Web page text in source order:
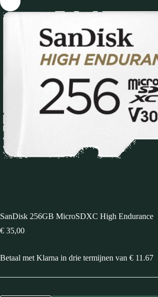
SanDisk 256GB MicroSDXC High Endurance
€ 35,00
Betaal met Klarna in drie termijnen van € 11.67